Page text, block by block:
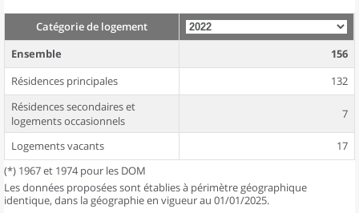
Catégorie de logement
Ensemble
156
Résidences principales
132
Résidences secondaires et
logements occasionnels
7
Logements vacants
17
(*) 1967 et 1974 pour les DOM
Les données proposées sont établies à périmètre géographique
identique, dans la géographie en vigueur au 01/01/2025.